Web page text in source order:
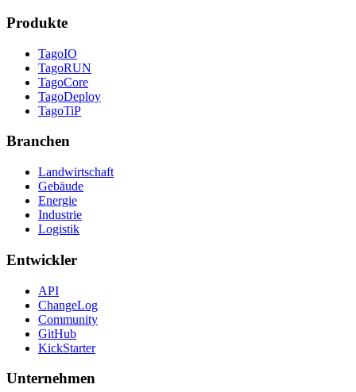
Produkte
TagoIO
TagoRUN
TagoCore
TagoDeploy
TagoTiP
Branchen
Landwirtschaft
Gebäude
Energie
Industrie
Logistik
Entwickler
API
ChangeLog
Community
GitHub
KickStarter
Unternehmen